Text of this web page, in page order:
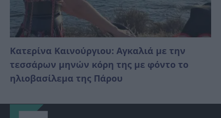
Κατερίνα Καινούργιου: Αγκαλιά με την
τεσσάρων μηνών κόρη της με φόντο το
ηλιοβασίλεμα της Πάρου